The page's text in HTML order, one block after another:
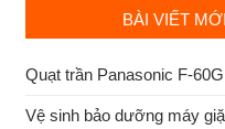
12.750.000 ₫.
là:
BÀI VIẾT MỚI
Quạt trần Panasonic F-
Vệ sinh bảo dưỡng máy